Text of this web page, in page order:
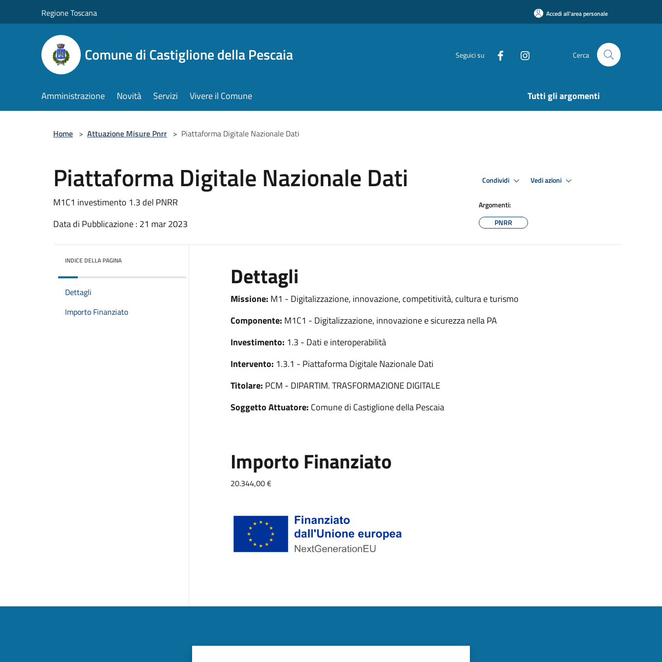
Regione Toscana Accedi all'area personale
Comune di Castiglione della Pescaia Seguici su Cerca
Amministrazione Novità Servizi Vivere il Comune Tutti gli argomenti
Home > Attuazione Misure Pnrr > Piattaforma Digitale Nazionale Dati
Piattaforma Digitale Nazionale Dati
M1C1 investimento 1.3 del PNRR
Data di Pubblicazione : 21 mar 2023
Condividi Vedi azioni
Argomenti:
PNRR
INDICE DELLA PAGINA
Dettagli
Importo Finanziato
Dettagli
Missione: M1 - Digitalizzazione, innovazione, competitività, cultura e turismo
Componente: M1C1 - Digitalizzazione, innovazione e sicurezza nella PA
Investimento: 1.3 - Dati e interoperabilità
Intervento: 1.3.1 - Piattaforma Digitale Nazionale Dati
Titolare: PCM - DIPARTIM. TRASFORMAZIONE DIGITALE
Soggetto Attuatore: Comune di Castiglione della Pescaia
Importo Finanziato
20.344,00 €